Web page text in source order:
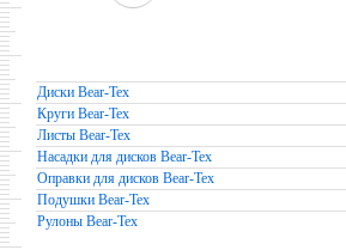
Диски Bear-Tex
Круги Bear-Tex
Листы Bear-Tex
Насадки для дисков Bear-Tex
Оправки для дисков Bear-Tex
Подушки Bear-Tex
Рулоны Bear-Tex